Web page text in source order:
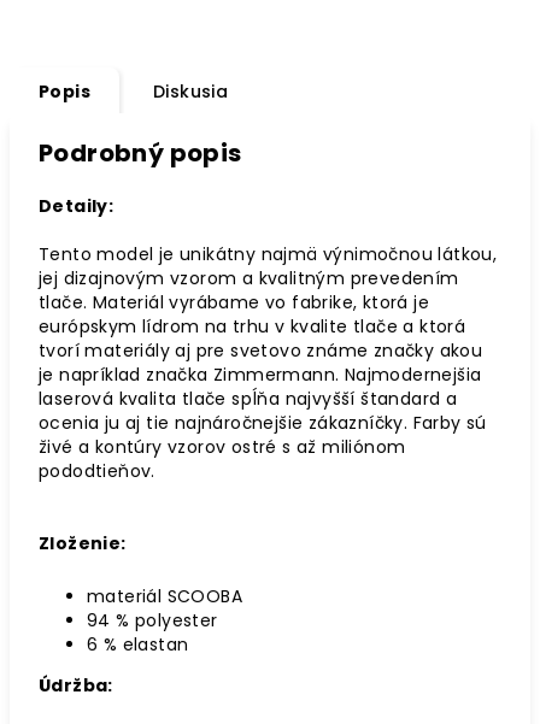
Popis Diskusia
Podrobný popis
Detaily:
Tento model je unikátny najmä výnimočnou látkou,
jej dizajnovým vzorom a kvalitným prevedením
tlače. Materiál vyrábame vo fabrike, ktorá je
európskym lídrom na trhu v kvalite tlače a ktorá
tvorí materiály aj pre svetovo známe značky akou
je napríklad značka Zimmermann. Najmodernejšia
laserová kvalita tlače spĺňa najvyšší štandard a
ocenia ju aj tie najnáročnejšie zákazníčky. Farby sú
živé a kontúry vzorov ostré s až miliónom
pododtieňov.
Zloženie:
materiál SCOOBA
94 % polyester
6 % elastan
Údržba: